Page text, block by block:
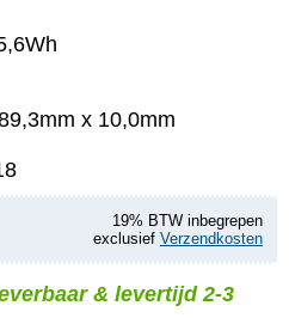
x 10,0mm
19% BTW inbegrepen
exclusief Verzendkosten
& levertijd 2-3